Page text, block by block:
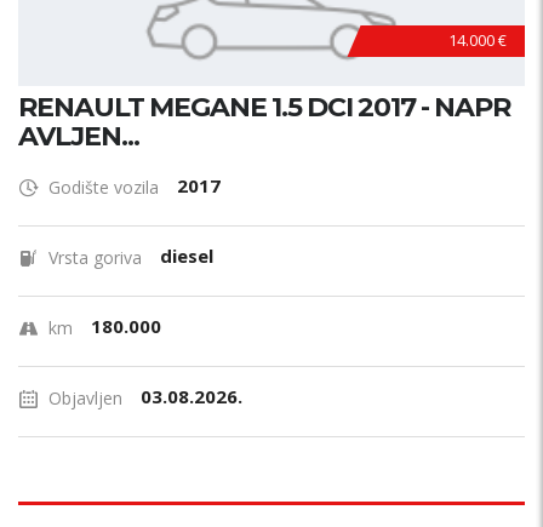
14.000 €
RENAULT MEGANE 1.5 DCI 2017 - NAPR
AVLJEN...
Godište vozila 2017
Vrsta goriva diesel
km 180.000
Objavljen 03.08.2026.